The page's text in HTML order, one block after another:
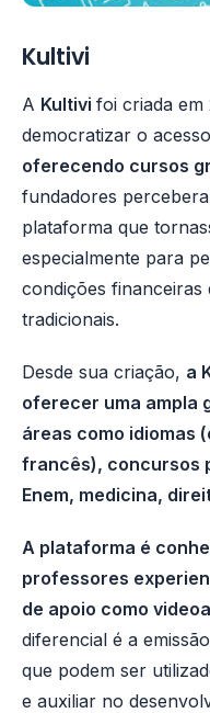
Kultivi
A Kultivi foi criada em
democratizar o
oferecendo cursos
fundadores
plataforma que
especialmente para
condições
tradicionais.
Desde sua criação, a
oferecer uma ampla
áreas como idiomas
francês), concursos
Enem, medicina,
A plataforma é
professores
de apoio como
diferencial é a
que podem ser
e auxiliar no